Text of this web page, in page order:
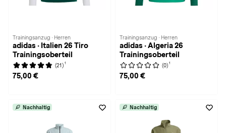
Trainingsanzug · Herren
adidas · Italien 26 Tiro
Trainingsoberteil
(21) 1
75,00 €
Trainingsanzug · Herren
adidas · Algeria 26
Trainingsoberteil
(0) 1
75,00 €
Nachhaltig Nachhaltig